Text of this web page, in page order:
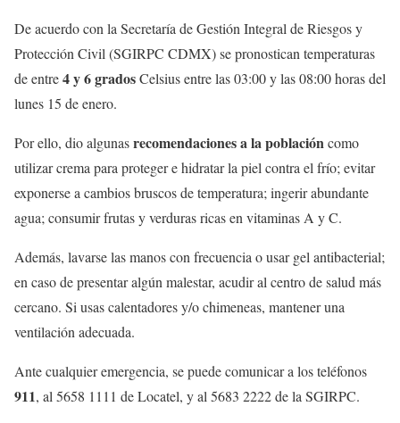
De acuerdo con la Secretaría de Gestión Integral de Riesgos y
Protección Civil (SGIRPC CDMX) se pronostican temperaturas
de entre4 y 6 gradosCelsius entre las 03:00 y las 08:00 horas del
lunes 15 de enero.
Por ello, dio algunasrecomendaciones a la poblacióncomo
utilizar crema para proteger e hidratar la piel contra el frío; evitar
exponerse a cambios bruscos de temperatura; ingerir abundante
agua; consumir frutas y verduras ricas en vitaminas A y C.
Además, lavarse las manos con frecuencia o usar gel antibacterial;
en caso de presentar algún malestar, acudir al centro de salud más
cercano. Si usas calentadores y/o chimeneas, mantener una
ventilación adecuada.
Ante cualquier emergencia, se puede comunicar a los teléfonos
911, al 5658 1111 de Locatel, y al 5683 2222 de la SGIRPC.